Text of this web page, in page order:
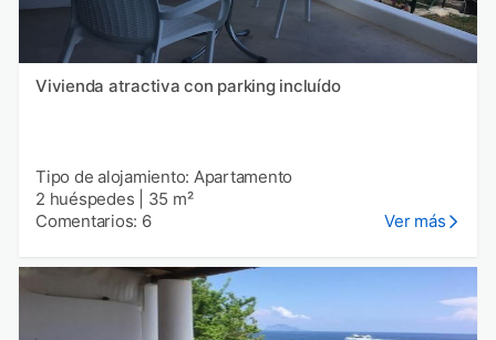
Vivienda atractiva con parking incluído
Tipo de alojamiento: Apartamento
2 huéspedes
35 m²
Comentarios: 6
Ver más